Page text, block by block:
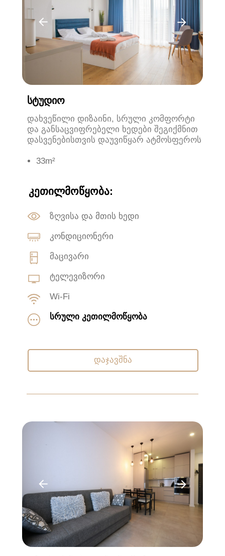
ᲡᲢᲣᲓᲘᲝ
დახვეწილი დიზაინი, სრული კომფორტი
და განსაცვიფრებელი ხედები შეგიქმნით
დასვენებისთვის დაუვიწყარ ატმოსფეროს
ზღვისა და მთის ხედი
კონდიციონერი
მაცივარი
ტელევიზორი
Wi-Fi
სრული კეთილმოწყობა
დაჯავშნა
ᲙᲔᲗᲘᲚᲛᲝᲬᲧᲝᲑᲐ:
33m²